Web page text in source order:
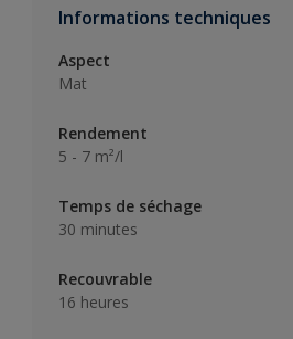
Informations techniques
Aspect
Mat
Rendement
5 - 7 m²/l
Temps de séchage
30 minutes
Recouvrable
16 heures